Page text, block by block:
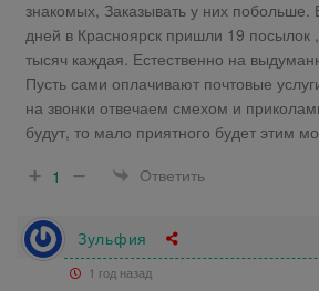
знакомых, Заказывать у них побольше.
дней в Красноярск пришли 19
тысяч каждая. Естественно на
Пусть сами оплачивают почтовые
на звонки отвечаем смехом и
будут, то мало приятного будет этим
1
Ответить
Зульфия
1 год назад